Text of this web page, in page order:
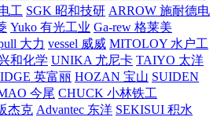
工 SGK 昭和技研 ARROW 施耐德电
Yuko 有光工业 Ga-rew 格莱美
大力 vessel 威威 MITOLOY 水户工
和化学 UNIKA 尤尼卡 TAIYO 太洋
英富丽 HOZAN 宝山 SUIDEN
今尾 CHUCK 小林铁工
杰克 Advantec 东洋 SEKISUI 积水